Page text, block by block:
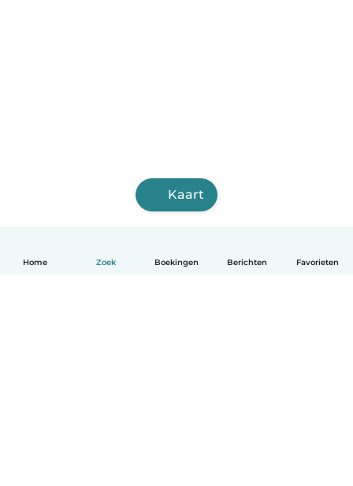
Home Zoek Boekingen Berichten Favorieten
Kaart